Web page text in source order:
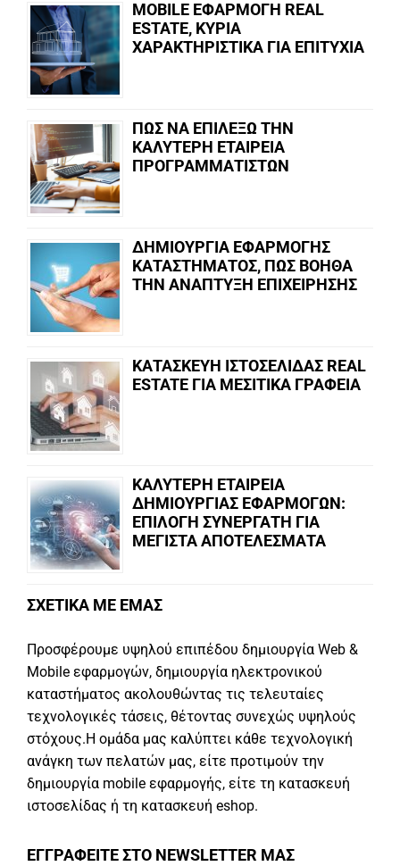
MOBILE ΕΦΑΡΜΟΓΗ REAL
ESTATE, ΚΥΡΙΑ
ΧΑΡΑΚΤΗΡΙΣΤΙΚΑ ΓΙΑ ΕΠΙΤΥΧΙΑ
ΠΩΣ ΝΑ ΕΠΙΛΕΞΩ ΤΗΝ
ΚΑΛΥΤΕΡΗ ΕΤΑΙΡΕΙΑ
ΠΡΟΓΡΑΜΜΑΤΙΣΤΩΝ
ΔΗΜΙΟΥΡΓΙΑ ΕΦΑΡΜΟΓΗΣ
ΚΑΤΑΣΤΗΜΑΤΟΣ, ΠΩΣ ΒΟΗΘΑ
ΤΗΝ ΑΝΑΠΤΥΞΗ ΕΠΙΧΕΙΡΗΣΗΣ
ΚΑΤΑΣΚΕΥΗ ΙΣΤΟΣΕΛΙΔΑΣ REAL
ESTATE ΓΙΑ ΜΕΣΙΤΙΚΑ ΓΡΑΦΕΙΑ
ΚΑΛΥΤΕΡΗ ΕΤΑΙΡΕΙΑ
ΔΗΜΙΟΥΡΓΙΑΣ ΕΦΑΡΜΟΓΩΝ:
ΕΠΙΛΟΓΗ ΣΥΝΕΡΓΑΤΗ ΓΙΑ
ΜΕΓΙΣΤΑ ΑΠΟΤΕΛΕΣΜΑΤΑ
ΣΧΕΤΙΚΑ ΜΕ ΕΜΑΣ
Προσφέρουμε υψηλού επιπέδου δημιουργία Web &
Mobile εφαρμογών, δημιουργία ηλεκτρονικού
καταστήματος ακολουθώντας τις τελευταίες
τεχνολογικές τάσεις, θέτοντας συνεχώς υψηλούς
στόχους.Η ομάδα μας καλύπτει κάθε τεχνολογική
ανάγκη των πελατών μας, είτε προτιμούν την
δημιουργία mobile εφαρμογής, είτε τη κατασκευή
ιστοσελίδας ή τη κατασκευή eshop.
ΕΓΓΡΑΦΕΙΤΕ ΣΤΟ NEWSLETTER ΜΑΣ